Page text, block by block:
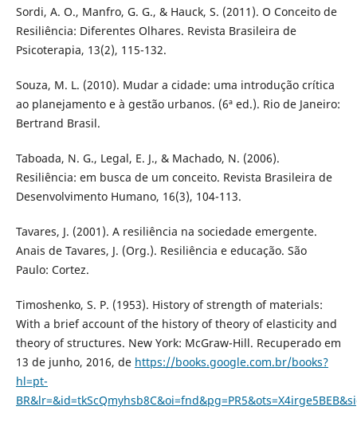
Sordi, A. O., Manfro, G. G., & Hauck, S. (2011). O Conceito de
Resiliência: Diferentes Olhares. Revista Brasileira de
Psicoterapia, 13(2), 115-132.
Souza, M. L. (2010). Mudar a cidade: uma introdução crítica
ao planejamento e à gestão urbanos. (6ª ed.). Rio de Janeiro:
Bertrand Brasil.
Taboada, N. G., Legal, E. J., & Machado, N. (2006).
Resiliência: em busca de um conceito. Revista Brasileira de
Desenvolvimento Humano, 16(3), 104-113.
Tavares, J. (2001). A resiliência na sociedade emergente.
Anais de Tavares, J. (Org.). Resiliência e educação. São
Paulo: Cortez.
Timoshenko, S. P. (1953). History of strength of materials:
With a brief account of the history of theory of elasticity and
theory of structures. New York: McGraw-Hill. Recuperado em
13 de junho, 2016, de https://books.google.com.br/books?
hl=pt-